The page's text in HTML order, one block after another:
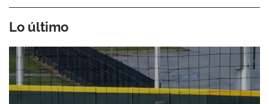
Lo último